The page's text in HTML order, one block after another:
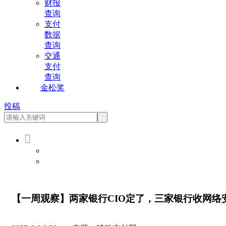
财报
查询
支付
数据
查询
交通
支付
查询
金松奖
投稿

【一周观察】两家银行CIO定了，三家银行收网络